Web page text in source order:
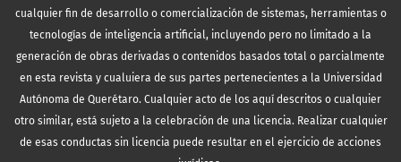
cualquier fin de desarrollo o comercialización de sistemas, herramientas o
tecnologías de inteligencia artificial, incluyendo pero no limitado a la
generación de obras derivadas o contenidos basados total o parcialmente
en esta revista y cualuiera de sus partes pertenecientes a la Universidad
Autónoma de Querétaro. Cualquier acto de los aquí descritos o cualquier
otro similar, está sujeto a la celebración de una licencia. Realizar cualquier
de esas conductas sin licencia puede resultar en el ejercicio de acciones